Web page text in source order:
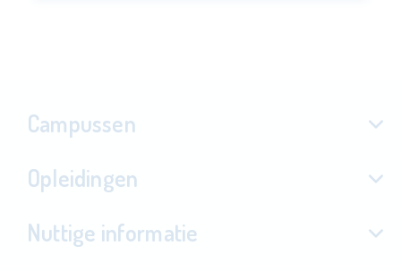
Campussen
Opleidingen
Nuttige informatie